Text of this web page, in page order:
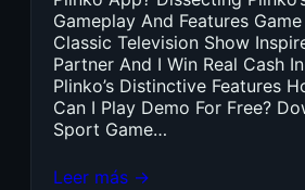
Gameplay And Features
Classic Television Show
Partner And I Win Real Cash
Plinko’s Distinctive Features
Can I Play Demo For Free?
Sport Game…
Leer más →